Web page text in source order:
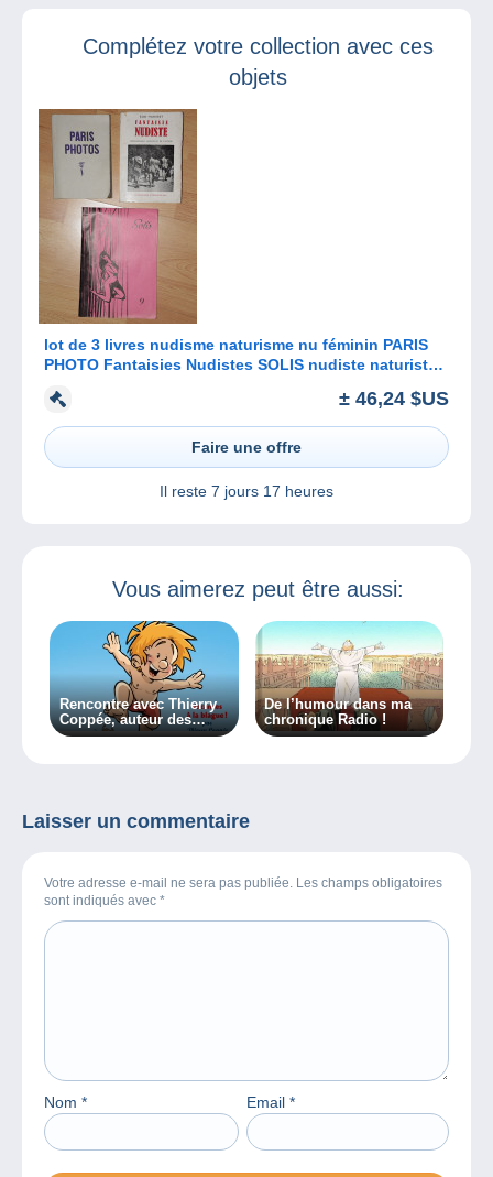
Complétez votre collection avec ces
objets
lot de 3 livres nudisme naturisme nu féminin PARIS
PHOTO Fantaisies Nudistes SOLIS nudiste naturiste
± 46,24 $US
Faire une offre
Il reste 7 jours 17 heures
Vous aimerez peut être aussi:
Rencontre avec Thierry
Coppée, auteur des
Blagues de Toto en BD
De l’humour dans ma
chronique Radio !
Laisser un commentaire
Votre adresse e-mail ne sera pas publiée. Les champs obligatoires
sont indiqués avec *
Nom * Email *